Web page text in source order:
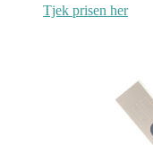
Tjek prisen her